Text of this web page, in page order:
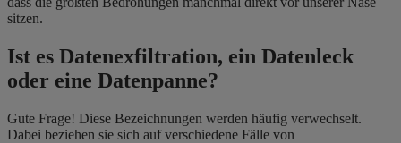
sitzen.
Ist es Datenexfiltration, ein Datenleck
oder eine Datenpanne?
Gute Frage! Diese Bezeichnungen werden häufig verwechselt.
Dabei beziehen sie sich auf verschiedene Fälle von